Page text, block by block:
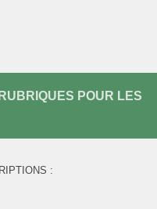
POUR LES
: